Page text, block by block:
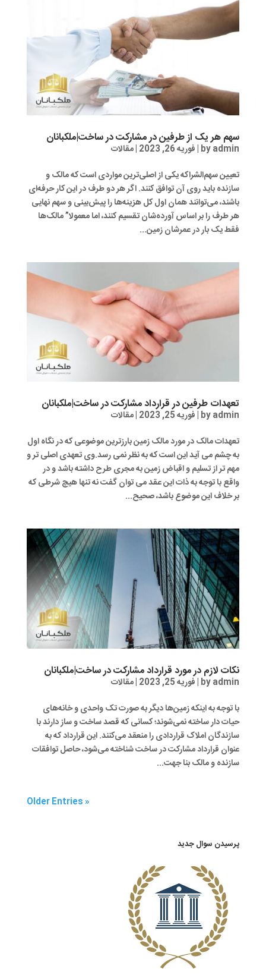
سهم هر یک از طرفین در مشارکت در ساخت|ملکبانان
byadmin
|فوریه 26, 2023 |مقالات
تعیین سهم‌الشراکه یکی از اصلی‌ترین مواردی است که مالک و
سازنده باید روی آن توافق کنند. اگر هر دو طرف در این کار حرفه‌ای
باشند، می‌توانند همان اول کل هزینه‌ها را پیش‌بینی و سهم نهایی
هر طرف را بر اساس آورده‌شان تقسیم کنند، اما معمولا” مالک‌ها
فقط یک بار در عمرشان زمین...
تعهدات طرفین در قرارداد مشارکت در ساخت|ملکبانان
byadmin
|فوریه 25, 2023 |مقالات
تعهدات مالک در مورد مالک زمین بارزترین موضوعی که در نگاه اول
به چشم می آید این است که به نظر نمی رسد.وی تعهدی اصلی تر و
مهم تر از تسلیم و اقباض زمین به مجری طرح داشته باشد و در
واقع با توجه به ذات این عقد می توان گفت نه تنها هیچ شرطی که
بر خلاف این موضوع باشد، صحیح...
نکات لازم در مورد قرارداد مشارکت در ساخت|ملکبانان
byadmin
|فوریه 25, 2023 |مقالات
با توجه به اینکه زمین‌ها دیگر به صورت تک واحدی و خانه‌های
حیات دار ساخته نمی‌شوند؛ کسانی که قصد ساخت و ساز دارند با
سازندگان املاک قراردادی را منعقد می‌کنند. این قرارداد که به
عنوان قرارداد مشارکت در ساخت شناخته می‌شود، حاصل توافقات
سازنده و مالک بنا جهت...
« Older Entries
پرسیدن سوال جدید